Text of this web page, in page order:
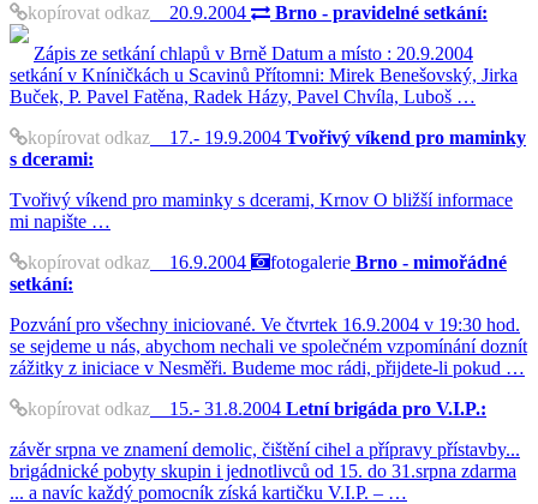
kopírovat odkaz 20.9.2004
Brno - pravidelné setkání:
Zápis ze setkání chlapů v Brně Datum a místo : 20.9.2004
setkání v Kníničkách u Scavinů Přítomni: Mirek Benešovský, Jirka
Buček, P. Pavel Fatěna, Radek Házy, Pavel Chvíla, Luboš …
kopírovat odkaz 17.- 19.9.2004 Tvořivý víkend pro maminky
s dcerami:
Tvořivý víkend pro maminky s dcerami, Krnov O bližší informace
mi napište …
kopírovat odkaz 16.9.2004 fotogalerie Brno - mimořádné
setkání:
Pozvání pro všechny iniciované. Ve čtvrtek 16.9.2004 v 19:30 hod.
se sejdeme u nás, abychom nechali ve společném vzpomínání doznít
zážitky z iniciace v Nesměři. Budeme moc rádi, přijdete-li pokud …
kopírovat odkaz 15.- 31.8.2004 Letní brigáda pro V.I.P.:
závěr srpna ve znamení demolic, čištění cihel a přípravy přístavby...
brigádnické pobyty skupin i jednotlivců od 15. do 31.srpna zdarma
... a navíc každý pomocník získá kartičku V.I.P. – …